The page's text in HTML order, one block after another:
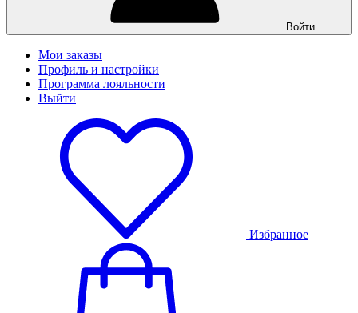
Войти
Мои заказы
Профиль и настройки
Программа лояльности
Выйти
Избранное